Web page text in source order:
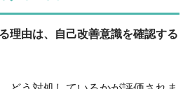
理由は、自己改善意識を確認する